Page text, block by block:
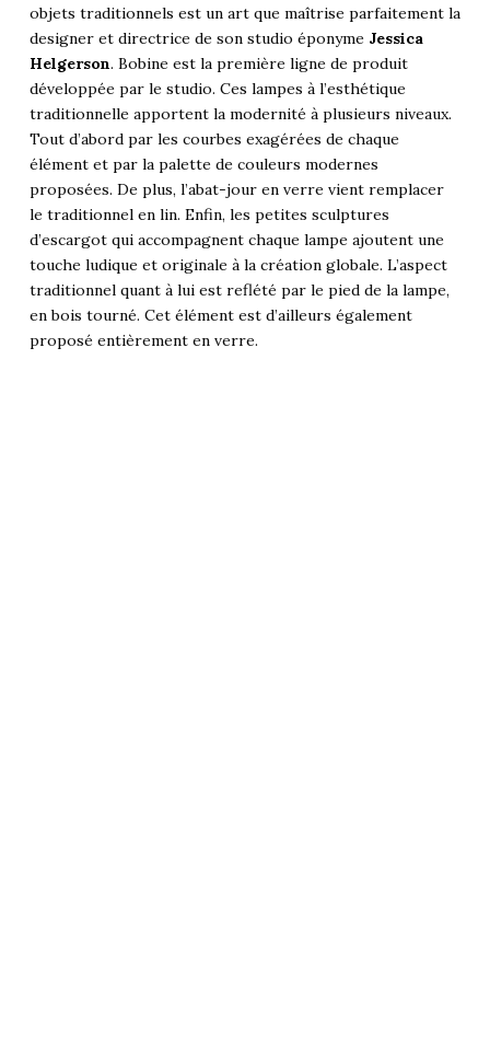
objets traditionnels est un art que maîtrise parfaitement la
designer et directrice de son studio éponyme Jessica
Helgerson. Bobine est la première ligne de produit
développée par le studio. Ces lampes à l’esthétique
traditionnelle apportent la modernité à plusieurs niveaux.
Tout d’abord par les courbes exagérées de chaque
élément et par la palette de couleurs modernes
proposées. De plus, l’abat-jour en verre vient remplacer
le traditionnel en lin. Enfin, les petites sculptures
d’escargot qui accompagnent chaque lampe ajoutent une
touche ludique et originale à la création globale. L’aspect
traditionnel quant à lui est reflété par le pied de la lampe,
en bois tourné. Cet élément est d’ailleurs également
proposé entièrement en verre.